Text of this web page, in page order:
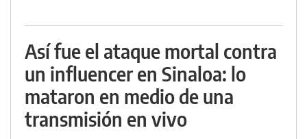
Así fue el ataque mortal contra
un influencer en Sinaloa: lo
mataron en medio de una
transmisión en vivo